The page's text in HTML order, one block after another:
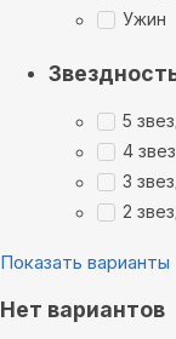
Ужин
5
4
3
2
Показать варианты
Нет вариантов